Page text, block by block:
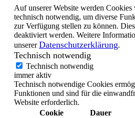
Auf unserer Website werden Cookies
technisch notwendig, um diverse
zur Verfügung stellen zu können.
deaktiviert werden. Weitere
unsererDatenschutzerklärung.
Technisch notwendig
Technisch notwendig
immer aktiv
Technisch notwendige Cookies
Funktionen und sind für die
Website erforderlich.
Cookie
Dauer